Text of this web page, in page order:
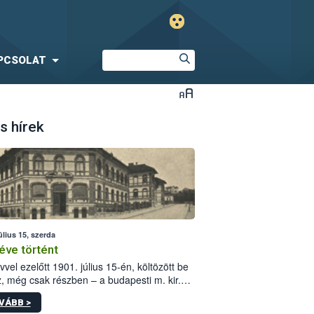
hírek
15, szerda
történt
ezelőtt 1901. július 15-én, költözött be
még csak részben – a budapesti m. kir.
állomás a Kis Rókus utca
alatti, Czigler Győző által tervezett új
>